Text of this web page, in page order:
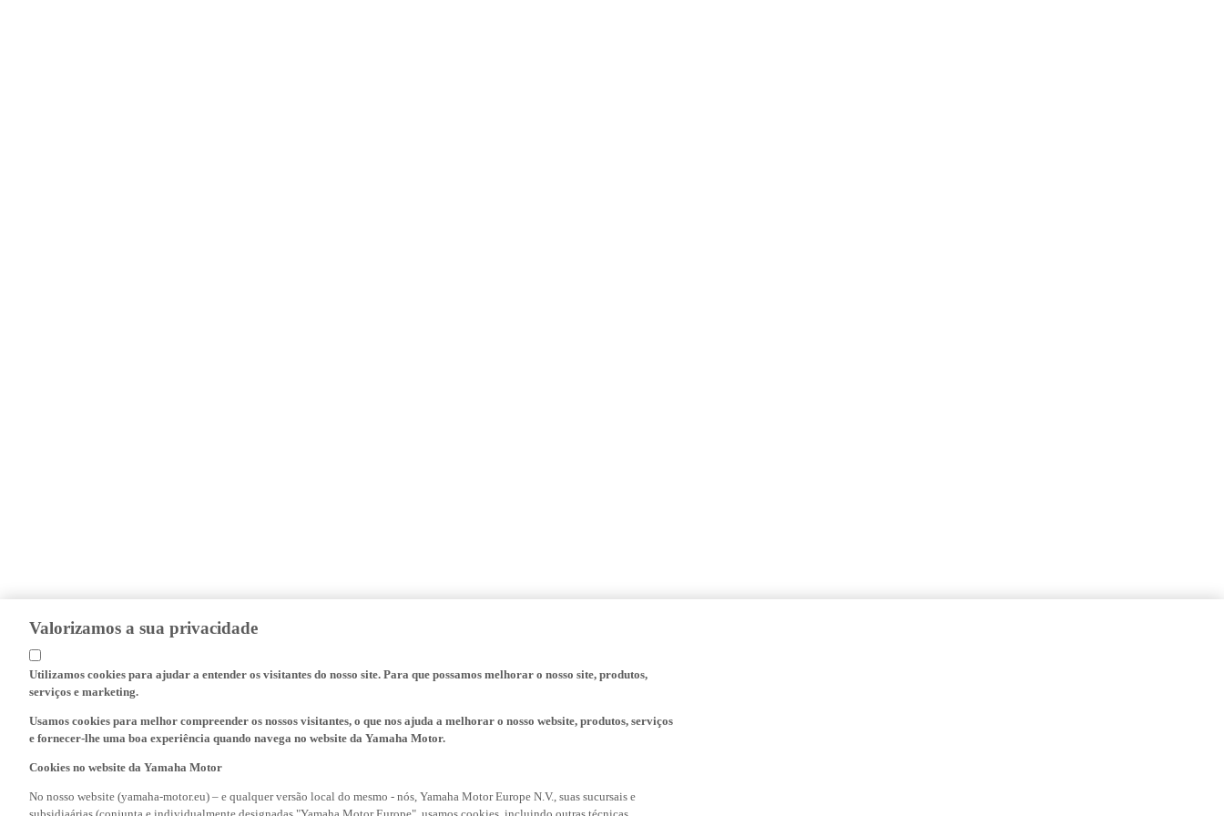
Valorizamos a sua privacidade
serviços e marketing.
Usamos cookies para melhor compreender os nossos visitantes, o que nos ajuda a melhorar o nosso website, produtos, serviços
Cookies no website da Yamaha Motor
No nosso website (yamaha-motor.eu) – e qualquer versão local do mesmo - nós, Yamaha Motor Europe N.V., suas sucursais e
similares aos cookies, tais como javascript e web beacons. Usamos cookies funcionais para melhorar a funcionalidade do website e